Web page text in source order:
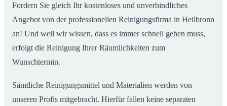
Fordern Sie gleich Ihr kostenloses und unverbindliches
Angebot von der professionellen Reinigungsfirma in Heilbronn
an! Und weil wir wissen, dass es immer schnell gehen muss,
erfolgt die Reinigung Ihrer Räumlichkeiten zum
Wunschtermin.
Sämtliche Reinigungsmittel und Materialien werden von
unseren Profis mitgebracht. Hierfür fallen keine separaten